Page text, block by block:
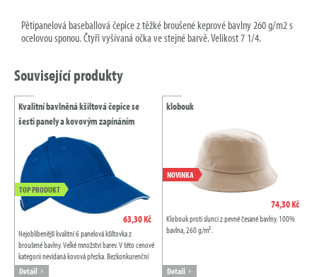
Pětipanelová baseballová čepice z těžké broušené keprové bavlny 260 g/m2 s
ocelovou sponou. Čtyři vyšívaná očka ve stejné barvě. Velikost 7 1/4.
Související produkty
Kvalitní bavlněná kšiltová čepice se
šesti panely a kovovým zapínáním
TOP PRODUKT
63,30 Kč
Nejoblíbenější kvalitní 6 panelová kšiltovka z
broušené bavlny. Velké množství barev. V této cenové
kategorii nevídaná kovová přezka. Bezkonkurenční
poměr cena & kvalita.
Detail
klobouk
NOVINKA
74,30 Kč
Klobouk proti slunci z pevné česané bavlny. 100%
bavlna, 260 g/m².
Detail